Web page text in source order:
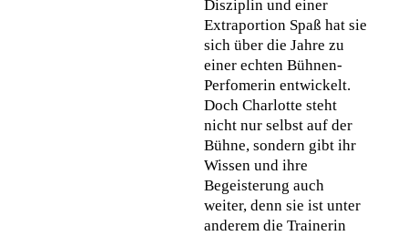
Disziplin und einer
Extraportion Spaß hat sie
sich über die Jahre zu
einer echten Bühnen-
Perfomerin entwickelt.
Doch Charlotte steht
nicht nur selbst auf der
Bühne, sondern gibt ihr
Wissen und ihre
Begeisterung auch
weiter, denn sie ist unter
anderem die Trainerin